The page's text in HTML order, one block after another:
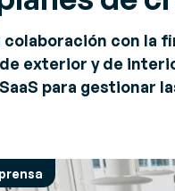
Recursos (RMS)
Gestiona y
inteligente cada
tarea, cada
Gestión de
Optimiza el
y consejos de expertos
soluciones del sector
con la
exterior y de
para gestionar